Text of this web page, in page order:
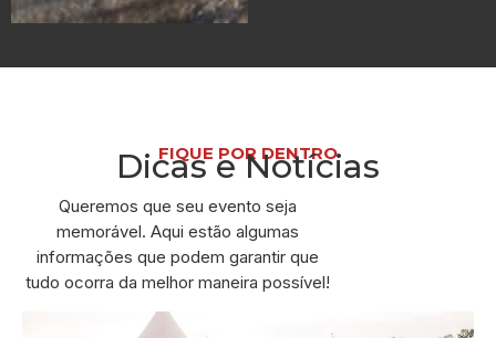
FIQUE POR DENTRO
Dicas e Notícias
Queremos que seu evento seja
memorável. Aqui estão algumas
informações que podem garantir que
tudo ocorra da melhor maneira possível!